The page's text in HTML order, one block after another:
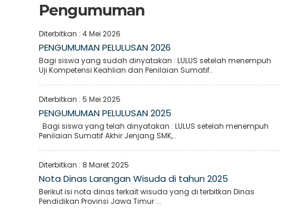
Pengumuman
Diterbitkan :4 Mei 2026
PENGUMUMAN PELULUSAN 2026
Bagi siswa yang sudah dinyatakan : LULUS setelah menempuh
Uji Kompetensi Keahlian dan Penilaian Sumatif..
Diterbitkan :5 Mei 2025
PENGUMUMAN PELULUSAN 2025
Bagi siswa yang telah dinyatakan : LULUS setelah menempuh
Penilaian Sumatif Akhir Jenjang SMK,..
Diterbitkan : 8 Maret 2025
Nota Dinas Larangan Wisuda di tahun 2025
Berikut isi nota dinas terkait wisuda yang di terbitkan Dinas
Pendidikan Provinsi Jawa Timur :..